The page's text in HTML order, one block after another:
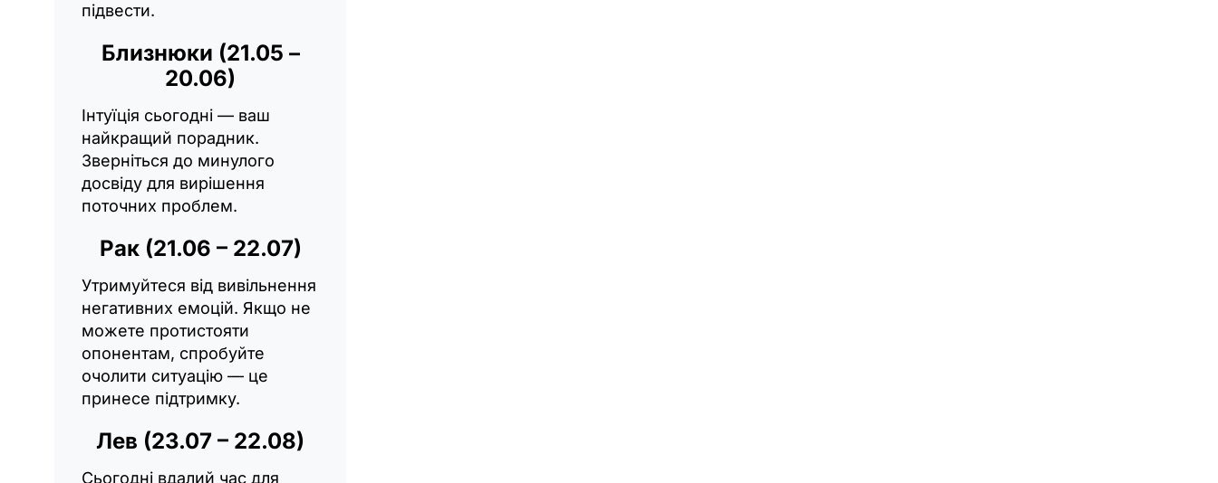
підвести.
Близнюки (21.05 –
20.06)
Інтуїція сьогодні — ваш
найкращий порадник.
Зверніться до минулого
досвіду для вирішення
поточних проблем.
Рак (21.06 – 22.07)
Утримуйтеся від вивільнення
негативних емоцій. Якщо не
можете протистояти
опонентам, спробуйте
очолити ситуацію — це
принесе підтримку.
Лев (23.07 – 22.08)
Сьогодні вдалий час для